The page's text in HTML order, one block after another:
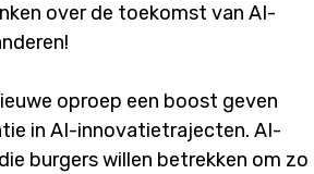
over de toekomst van AI-
oproep een boost geven
in AI-innovatietrajecten. AI-
burgers willen betrekken om zo